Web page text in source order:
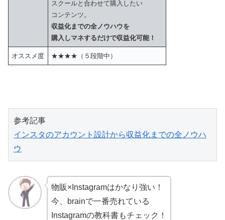
スクールと合わせて購入したい
コンテンツ。
収益化までの全ノウハウを
購入しマネするだけで収益化可能！
オススメ度 ★★★★（５段階中）
インスタのアカウント設計から収益化までの全ノウハ
ウ
物販×Instagramはかなり強い！
今、brainで一番売れている
Instagramの教科書もチェック！